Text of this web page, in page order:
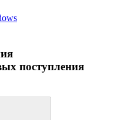
поступления